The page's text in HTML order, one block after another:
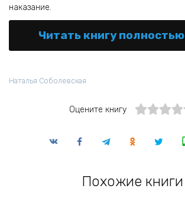
наказание.
Читать книгу полностью
Наталья Соболевская
Оцените книгу
Похожие книги